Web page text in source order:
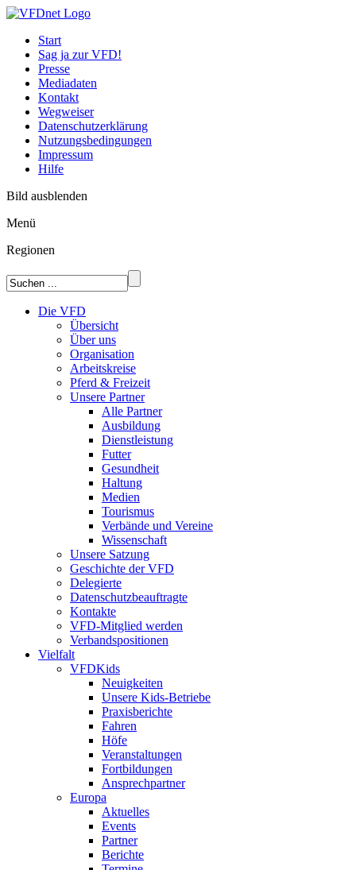
Start
Sag ja zur VFD!
Presse
Mediadaten
Kontakt
Wegweiser
Datenschutzerklärung
Nutzungsbedingungen
Impressum
Hilfe
Bild ausblenden
Menü
Regionen
Die VFD
Übersicht
Über uns
Organisation
Arbeitskreise
Pferd & Freizeit
Unsere Partner
Alle Partner
Ausbildung
Dienstleistung
Futter
Gesundheit
Haltung
Medien
Tourismus
Verbände und Vereine
Wissenschaft
Unsere Satzung
Geschichte der VFD
Delegierte
Datenschutzbeauftragte
Kontakte
VFD-Mitglied werden
Verbandspositionen
Vielfalt
VFDKids
Neuigkeiten
Unsere Kids-Betriebe
Praxisberichte
Fahren
Höfe
Veranstaltungen
Fortbildungen
Ansprechpartner
Europa
Aktuelles
Events
Partner
Berichte